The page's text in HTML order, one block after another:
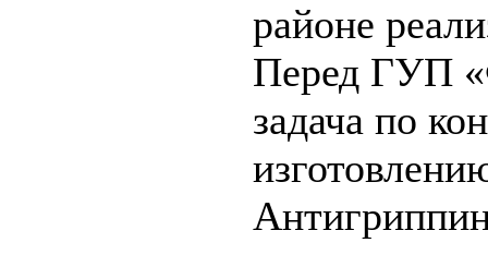
районе
Перед ГУП
задача по